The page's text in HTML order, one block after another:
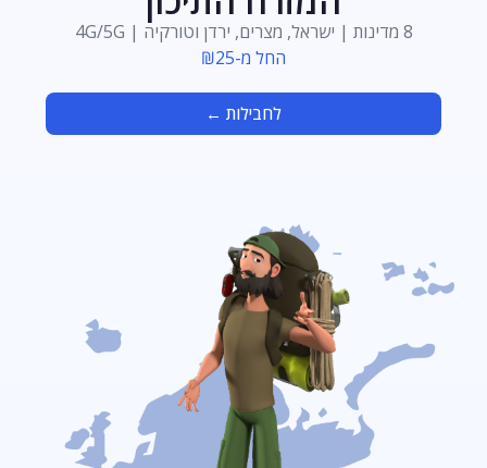
8 מדינות | ישראל, מצרים, ירדן וטורקיה | 4G/5G
החל מ-₪25
לחבילות ←